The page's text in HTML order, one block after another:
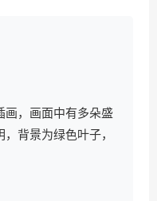
画，画面中有多朵盛
背景为绿色叶子，